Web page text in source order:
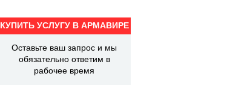
КУПИТЬ УСЛУГУ В АРМАВИРЕ
Оставьте ваш запрос и мы
обязательно ответим в
рабочее время